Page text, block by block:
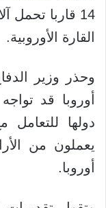
14 قاربا
القارة الأوروبية.
وحذر وزير
أوروبا قد
دولها
يعملون من
أوروبا.